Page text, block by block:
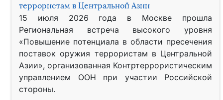
террористам в Центральной Азии
15 июля 2026 года в Москве прошла
Региональная встреча высокого уровня
«Повышение потенциала в области пресечения
поставок оружия террористам в Центральной
Азии», организованная Контртеррористическим
управлением ООН при участии Российской
стороны.